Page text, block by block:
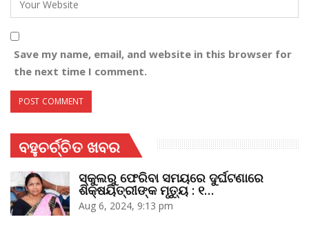
Save my name, email, and website in this browser for
the next time I comment.
ବହୁଚର୍ଚ୍ଚିତ ଖବର
ସ୍କୁଲରୁ ଫେରିବା ସମୟରେ ଦୁର୍ଘଟଣାରେ
ଶିକ୍ଷୟିତ୍ରୀଙ୍କ ମୃତ୍ୟୁ : ୧…
Aug 6, 2024, 9:13 pm